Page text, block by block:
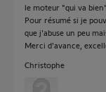
le moteur "qui va
Pour résumé si je
que j'abuse un peu
Merci d'avance,
Christophe